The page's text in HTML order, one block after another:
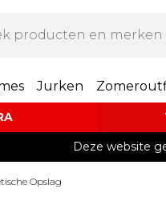
Jurken
Deze website
Opslag